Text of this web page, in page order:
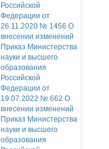
Российской
Федерации от
26.11.2020 № 1456 О
внесении изменений
Приказ Министерства
науки и высшего
образования
Российской
Федерации от
19.07.2022 № 662 О
внесении изменений
Приказ Министерства
науки и высшего
образования